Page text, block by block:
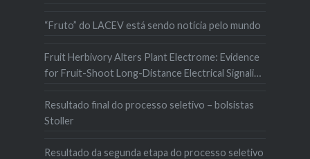
“Fruto” do LACEV está sendo notícia pelo mundo
Fruit Herbivory Alters Plant Electrome: Evidence
for Fruit-Shoot Long-Distance Electrical Signaling
Resultado final do processo seletivo – bolsistas
Stoller
Resultado da segunda etapa do processo seletivo